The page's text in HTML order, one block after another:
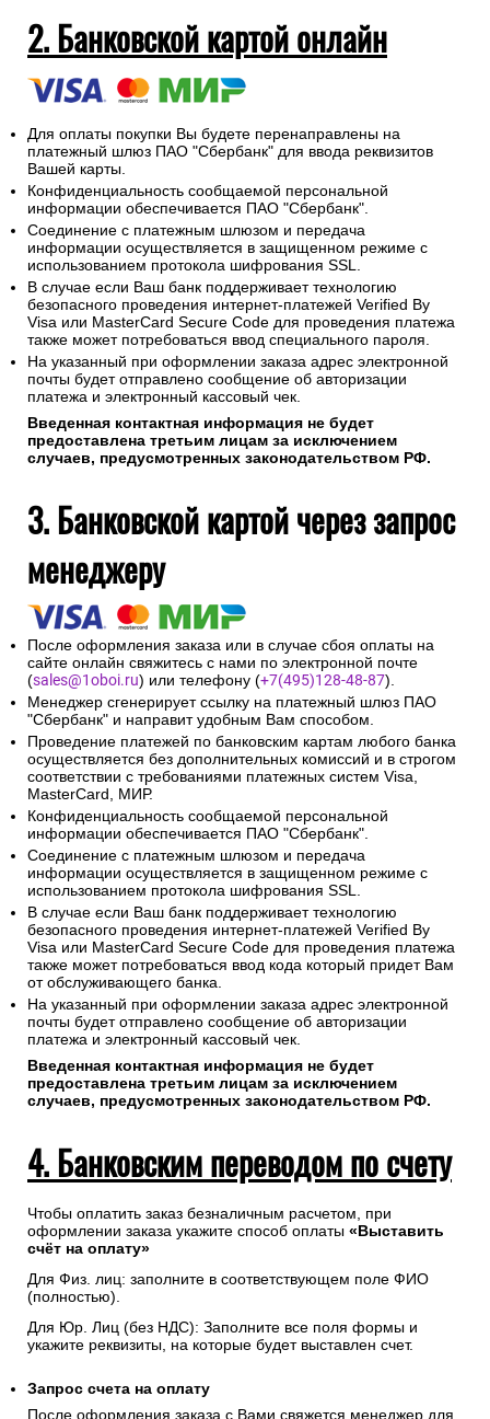
заказа будет отправлен электронный кассовый чек об
оплате заказа.
2. Банковской картой онлайн
Для оплаты покупки Вы будете перенаправлены на
платежный шлюз ПАО "Сбербанк" для ввода реквизитов
Вашей карты.
Конфиденциальность сообщаемой персональной
информации обеспечивается ПАО "Сбербанк".
Соединение с платежным шлюзом и передача
информации осуществляется в защищенном режиме с
использованием протокола шифрования SSL.
В случае если Ваш банк поддерживает технологию
безопасного проведения интернет-платежей Verified By
Visa или MasterCard Secure Code для проведения платежа
также может потребоваться ввод специального пароля.
платежа и электронный кассовый чек.
Введенная контактная информация не будет
предоставлена третьим лицам за исключением
случаев, предусмотренных законодательством РФ.
3. Банковской картой через запрос
менеджеру
После оформления заказа или в случае сбоя оплаты на
сайте онлайн свяжитесь с нами по электронной почте
(sales@1oboi.ru) или телефону (
Менеджер сгенерирует ссылку на платежный шлюз ПАО
"Сбербанк" и направит удобным Вам способом.
Проведение платежей по банковским картам любого банка
осуществляется без дополнительных комиссий и в строгом
соответствии с требованиями платежных систем Visa,
MasterCard, МИР.
Конфиденциальность сообщаемой персональной
информации обеспечивается ПАО "Сбербанк".
Соединение с платежным шлюзом и передача
информации осуществляется в защищенном режиме с
использованием протокола шифрования SSL.
В случае если Ваш банк поддерживает технологию
безопасного проведения интернет-платежей Verified By
Visa или MasterCard Secure Code для проведения платежа
также может потребоваться ввод кода который придет Вам
от обслуживающего банка.
платежа и электронный кассовый чек.
Введенная контактная информация не будет
случаев, предусмотренных законодательством РФ.
4. Банковским переводом по счету
Чтобы оплатить заказ безналичным расчетом, при
оформлении заказа укажите способ оплаты«Выставить
Для Физ. лиц: заполните в соответствующем поле ФИО
(полностью).